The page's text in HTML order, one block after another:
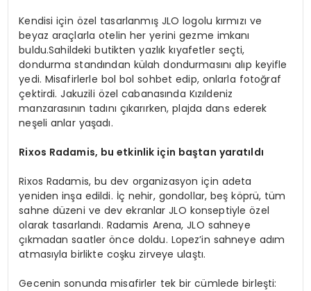
Kendisi için özel tasarlanmış JLO logolu kırmızı ve
beyaz araçlarla otelin her yerini gezme imkanı
buldu.Sahildeki butikten yazlık kıyafetler seçti,
dondurma standından külah dondurmasını alıp keyifle
yedi. Misafirlerle bol bol sohbet edip, onlarla fotoğraf
çektirdi. Jakuzili özel cabanasında Kızıldeniz
manzarasının tadını çıkarırken, plajda dans ederek
neşeli anlar yaşadı.
Rixos Radamis, bu etkinlik için baştan yaratıldı
Rixos Radamis, bu dev organizasyon için adeta
yeniden inşa edildi. İç nehir, gondollar, beş köprü, tüm
sahne düzeni ve dev ekranlar JLO konseptiyle özel
olarak tasarlandı. Radamis Arena, JLO sahneye
çıkmadan saatler önce doldu. Lopez’in sahneye adım
atmasıyla birlikte coşku zirveye ulaştı.
Gecenin sonunda misafirler tek bir cümlede birleşti: